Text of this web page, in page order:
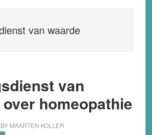
van waarde
van
homeopathie
BY MAARTEN KOLLER